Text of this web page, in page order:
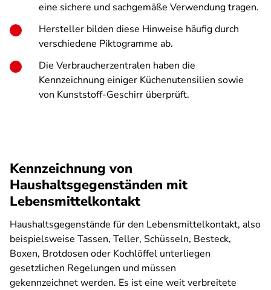
eine sichere und sachgemäße Verwendung tragen.
Hersteller bilden diese Hinweise häufig durch
verschiedene Piktogramme ab.
Die Verbraucherzentralen haben die
Kennzeichnung einiger Küchenutensilien sowie
von Kunststoff-Geschirr überprüft.
Kennzeichnung von
Haushaltsgegenständen mit
Lebensmittelkontakt
Haushaltsgegenstände für den Lebensmittelkontakt, also
beispielsweise Tassen, Teller, Schüsseln, Besteck,
Boxen, Brotdosen oder Kochlöffel unterliegen
gesetzlichen Regelungen und müssen
gekennzeichnet werden. Es ist eine weit verbreitete